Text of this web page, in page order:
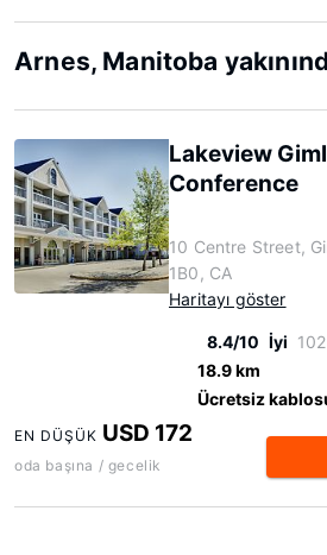
Arnes, Manitoba
Lakeview
Conference
10 Centre Street,
1B0, CA
Haritayı göster
8.4/10 İyi
18.9 km
Ücretsiz
EN DÜŞÜK USD 172
oda başına / gecelik